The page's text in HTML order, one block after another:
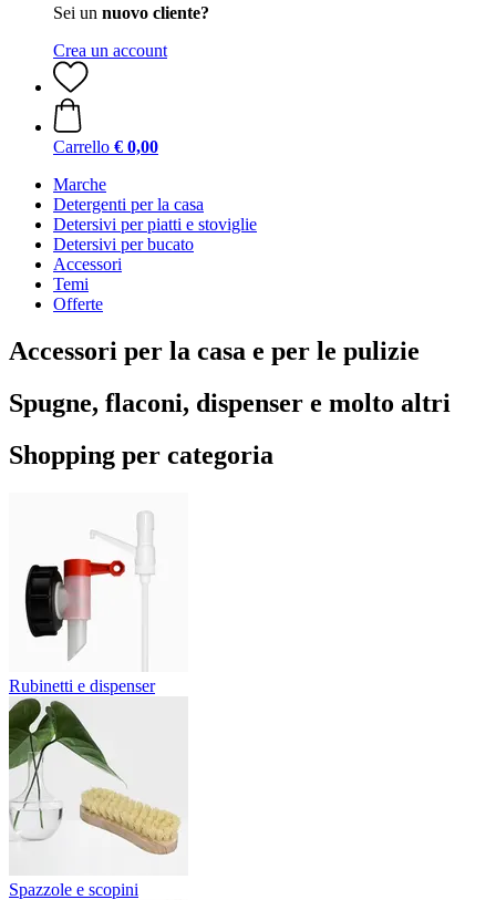
Sei un nuovo cliente?
Crea un account
Carrello € 0,00
Marche
Detergenti per la casa
Detersivi per piatti e stoviglie
Detersivi per bucato
Accessori
Temi
Offerte
Accessori per la casa e per le pulizie
Spugne, flaconi, dispenser e molto altri
Shopping per categoria
Rubinetti e dispenser
Spazzole e scopini